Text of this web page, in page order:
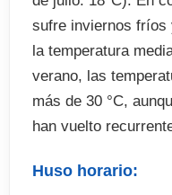
sufre inviernos fríos
la temperatura
verano, las
más de 30 °C,
han vuelto
Huso horario: